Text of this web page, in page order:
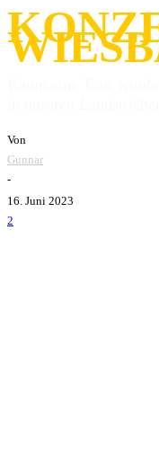
Von
Gunnar
-
16. Juni 2023
2